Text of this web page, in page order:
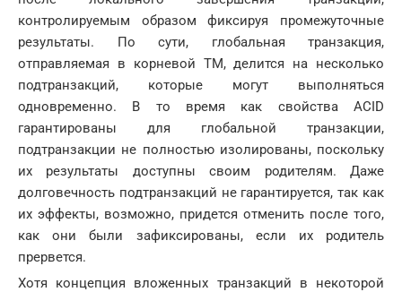
контролируемым образом фиксируя промежуточные
результаты. По сути, глобальная транзакция,
отправляемая в корневой TM, делится на несколько
подтранзакций, которые могут выполняться
одновременно. В то время как свойства ACID
гарантированы для глобальной транзакции,
подтранзакции не полностью изолированы, поскольку
их результаты доступны своим родителям. Даже
долговечность подтранзакций не гарантируется, так как
их эффекты, возможно, придется отменить после того,
как они были зафиксированы, если их родитель
прервется.
Хотя концепция вложенных транзакций в некоторой